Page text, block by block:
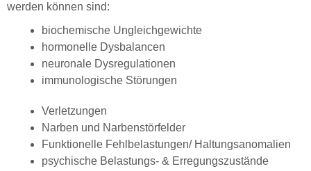
werden können sind:
biochemische Ungleichgewichte
hormonelle Dysbalancen
neuronale Dysregulationen
immunologische Störungen
Verletzungen
Narben und Narbenstörfelder
Funktionelle Fehlbelastungen/ Haltungsanomalien
psychische Belastungs- & Erregungszustände